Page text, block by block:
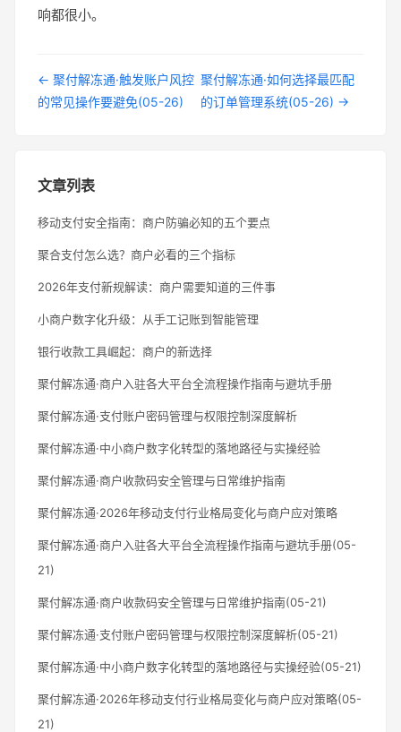
响都很小。
← 聚付解冻通·触发账户风控
的常见操作要避免(05-26)
聚付解冻通·如何选择最匹配
的订单管理系统(05-26) →
文章列表
移动支付安全指南：商户防骗必知的五个要点
聚合支付怎么选？商户必看的三个指标
2026年支付新规解读：商户需要知道的三件事
小商户数字化升级：从手工记账到智能管理
银行收款工具崛起：商户的新选择
聚付解冻通·商户入驻各大平台全流程操作指南与避坑手册
聚付解冻通·支付账户密码管理与权限控制深度解析
聚付解冻通·中小商户数字化转型的落地路径与实操经验
聚付解冻通·商户收款码安全管理与日常维护指南
聚付解冻通·2026年移动支付行业格局变化与商户应对策略
聚付解冻通·商户入驻各大平台全流程操作指南与避坑手册(05-
21)
聚付解冻通·商户收款码安全管理与日常维护指南(05-21)
聚付解冻通·支付账户密码管理与权限控制深度解析(05-21)
聚付解冻通·中小商户数字化转型的落地路径与实操经验(05-21)
聚付解冻通·2026年移动支付行业格局变化与商户应对策略(05-
21)